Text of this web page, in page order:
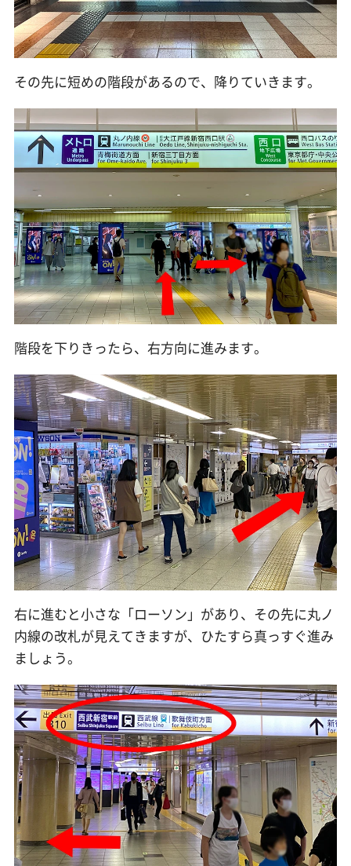
その先に短めの階段があるので、降りていきます。
階段を下りきったら、右方向に進みます。
右に進むと小さな「ローソン」があり、その先に丸ノ
内線の改札が見えてきますが、ひたすら真っすぐ進み
ましょう。